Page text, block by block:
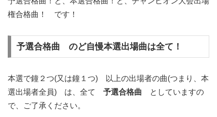
権合格曲！ です！
予選合格曲 のど自慢本選出場曲は全て！
本選で鐘２つ(又は鐘１つ) 以上の出場者の曲(つまり、本
選出場者全員) は、全て 予選合格曲 としていますの
で、ご了承ください。